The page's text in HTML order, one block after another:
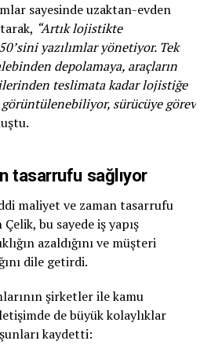
sayesinde uzaktan-evden
“Artık lojistikte
yazılımlar yönetiyor. Tek
depolamaya, araçların
teslimata kadar lojistiğe
sürücüye görev
tasarrufu sağlıyor
maliyet ve zaman tasarrufu
Çelik, bu sayede iş yapış
azaldığını ve müşteri
dile getirdi.
şirketler ile kamu
de büyük kolaylıklar
kaydetti: